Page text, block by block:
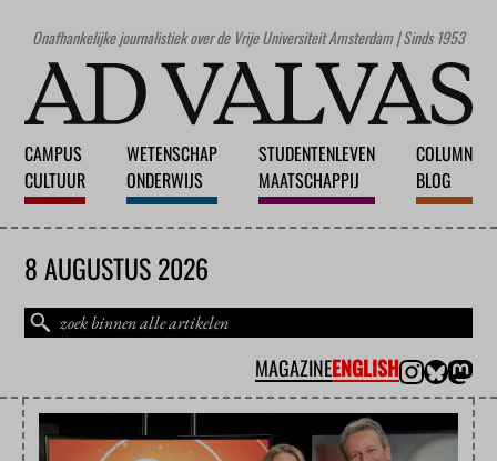
Onafhankelijke journalistiek over de Vrije Universiteit Amsterdam | Sinds 1953
CAMPUS
CULTUUR
WETENSCHAP
ONDERWIJS
STUDENTENLEVEN
MAATSCHAPPIJ
COLUMN
BLOG
8 AUGUSTUS 2026
MAGAZINEENGLISH